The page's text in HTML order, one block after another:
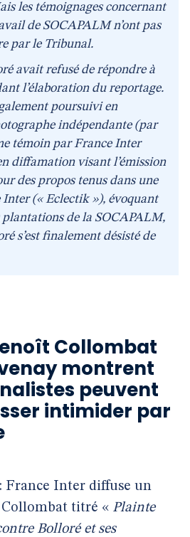
les témoignages concernant
de SOCAPALM n’ont pas
par le Tribunal.
avait refusé de répondre à
l’élaboration du reportage.
poursuivi en
indépendante (par
témoin par France Inter
diffamation visant l’émission
des propos tenus dans une
Inter (« Eclectik »), évoquant
de la SOCAPALM,
s’est finalement désisté de
Collombat
montrent
peuvent
intimider par
France Inter diffuse un
Collombat titré « Plainte
Bolloré et ses